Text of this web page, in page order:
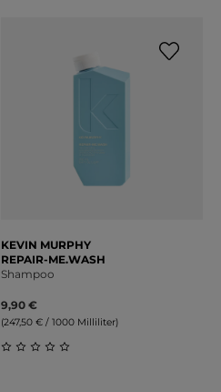
KEVIN MURPHY
REPAIR-ME.WASH
Shampoo
9,90 €
(247,50 € / 1000 Milliliter)